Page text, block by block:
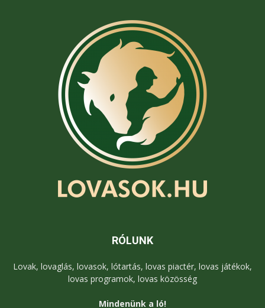
RÓLUNK
Lovak, lovaglás, lovasok, lótartás, lovas piactér, lovas játékok,
lovas programok, lovas közösség
Mindenünk a ló!